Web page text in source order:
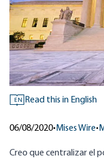
EN Read this in English
06/08/2020• Mises Wire•
Creo que centralizar el